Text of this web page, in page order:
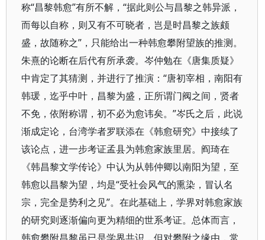
称“昌黎韩愈”有所不解，“据此则公与昌黎之韩异派，
而每以自称，则又有不可晓者，岂是时昌黎之族颇
盛，故随称之”，只能给出一种韩愈攀附望族的推测。
朱熹的论断在后代有所承袭。岑仲勉在《唐集质疑》
中肯定了其猜测，并进行了推演：“唐初宰相，南阳有
韩瑗，迄乎中叶，昌黎为盛，正所谓门阀之间，贤者
不免，依附称谓，初不必为愈讳矣。”岑氏之后，此说
渐成定论，台湾学者罗联添在《韩愈研究》中接续了
该论点，进一步考证孟县为韩愈家族里居。阎琦在
《韩昌黎文学传论》中认为从韩仲卿以南阳为望，至
韩愈以昌黎为望，均是“受社会风气的熏染，冒认名
宗，完全是势利之见”。在此基础上，学界对韩愈家族
的研究则逐渐偏向更为精细的世系考证。总体而言，